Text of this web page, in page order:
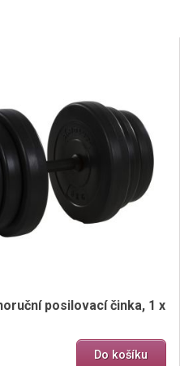
posilovací činka, 1 x
Do košíku